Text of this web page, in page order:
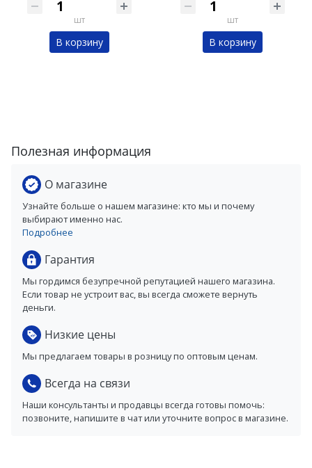
шт
В корзину
шт
В корзину
Полезная информация
О магазине
Узнайте больше о нашем магазине: кто мы и почему
выбирают именно нас.
Подробнее
Гарантия
Мы гордимся безупречной репутацией нашего магазина.
Если товар не устроит вас, вы всегда сможете вернуть
деньги.
Низкие цены
Мы предлагаем товары в розницу по оптовым ценам.
Всегда на связи
Наши консультанты и продавцы всегда готовы помочь:
позвоните, напишите в чат или уточните вопрос в магазине.